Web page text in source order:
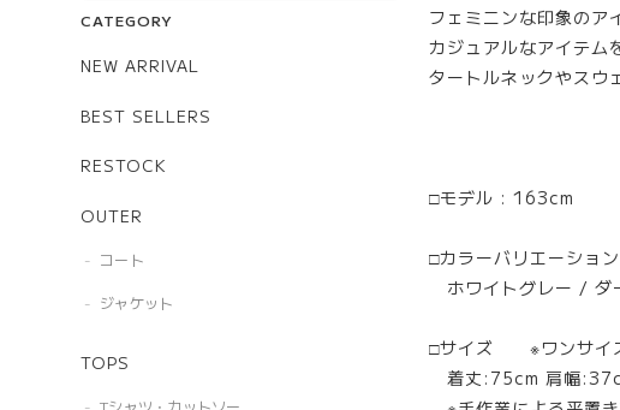
CATEGORY
NEW ARRIVAL
BEST SELLERS
RESTOCK
OUTER
コート
ジャケット
TOPS
フェミニンな印象のア
カジュアルなアイテム
タートルネックやスウ
□モデル : 163cm
□カラーバリエーション
ホワイトグレー / ダ
□サイズ ※ワンサイ
着丈:75cm 肩幅